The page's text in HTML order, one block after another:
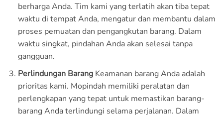
berharga Anda. Tim kami yang terlatih akan tiba tepat
waktu di tempat Anda, mengatur dan membantu dalam
proses pemuatan dan pengangkutan barang. Dalam
waktu singkat, pindahan Anda akan selesai tanpa
gangguan.
Perlindungan BarangKeamanan barang Anda adalah
prioritas kami. Mopindah memiliki peralatan dan
perlengkapan yang tepat untuk memastikan barang-
barang Anda terlindungi selama perjalanan. Dalam